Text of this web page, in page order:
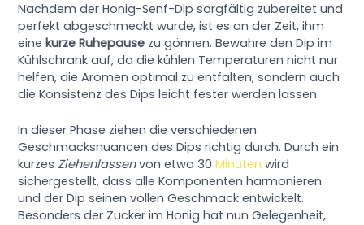
Nachdem der Honig-Senf-Dip sorgfältig zubereitet und
perfekt abgeschmeckt wurde, ist es an der Zeit, ihm
einekurze Ruhepause zu gönnen. Bewahre den Dip im
Kühlschrank auf, da die kühlen Temperaturen nicht nur
helfen, die Aromen optimal zu entfalten, sondern auch
die Konsistenz des Dips leicht fester werden lassen.
In dieser Phase ziehen die verschiedenen
Geschmacksnuancen des Dips richtig durch. Durch ein
kurzesZiehenlassenvon etwa 30Minuten wird
sichergestellt, dass alle Komponenten harmonieren
und der Dip seinen vollen Geschmack entwickelt.
Besonders der Zucker im Honig hat nun Gelegenheit,